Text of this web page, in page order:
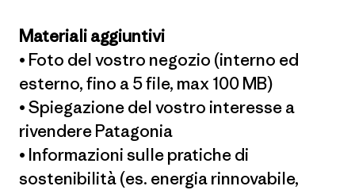
Materiali aggiuntivi
• Foto del vostro negozio (interno ed
esterno, fino a 5 file, max 100 MB)
• Spiegazione del vostro interesse a
rivendere Patagonia
• Informazioni sulle pratiche di
sostenibilità (es. energia rinnovabile,